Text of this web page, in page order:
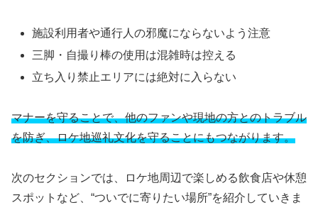
施設利用者や通行人の邪魔にならないよう注意
三脚・自撮り棒の使用は混雑時は控える
立ち入り禁止エリアには絶対に入らない
マナーを守ることで、他のファンや現地の方とのトラブル
を防ぎ、ロケ地巡礼文化を守ることにもつながります。
次のセクションでは、ロケ地周辺で楽しめる飲食店や休憩
スポットなど、“ついでに寄りたい場所”を紹介していきま